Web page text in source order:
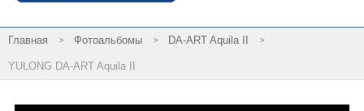
Фотоальбомы DA-ART Aquila II
YULONG DA-ART Aquila II